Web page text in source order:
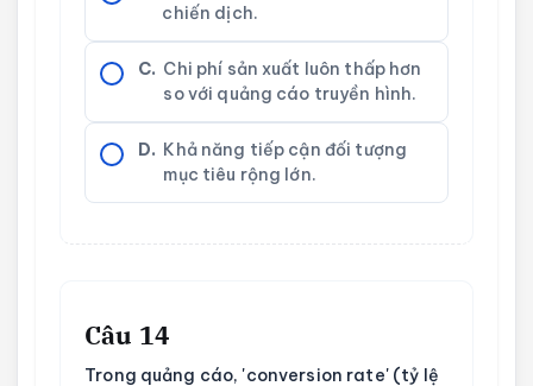
chiến dịch.
C. Chi phí sản xuất luôn thấp hơn
so với quảng cáo truyền hình.
D. Khả năng tiếp cận đối tượng
mục tiêu rộng lớn.
Câu 14
Trong quảng cáo, 'conversion rate' (tỷ lệ